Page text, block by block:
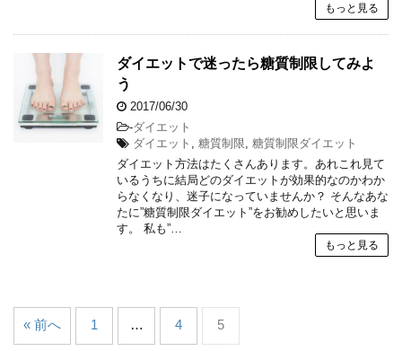
もっと見る
ダイエットで迷ったら糖質制限してみよ
う
2017/06/30
-ダイエット
ダイエット
糖質制限 糖質制限ダイエット
ダイエット方法はたくさんあります。あれこれ見て
いるうちに結局どのダイエットが効果的なのかわか
らなくなり、迷子になっていませんか？ そんなあな
たに”糖質制限ダイエット”をお勧めしたいと思いま
す。 私も”…
もっと見る
« 前へ 1 … 4 5